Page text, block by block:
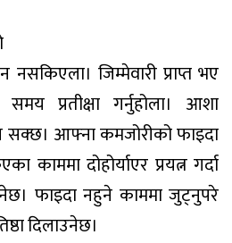
जिम्मेवारी प्राप्त भए
प्रतीक्षा गर्नुहोला। आशा
आफ्ना कमजोरीको फाइदा
काममा दोहोर्याएर प्रयत्न गर्दा
फाइदा नहुने काममा जुट्नुपरे
दिलाउनेछ।